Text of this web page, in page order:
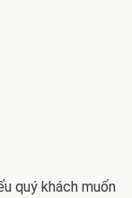
quý khách muốn